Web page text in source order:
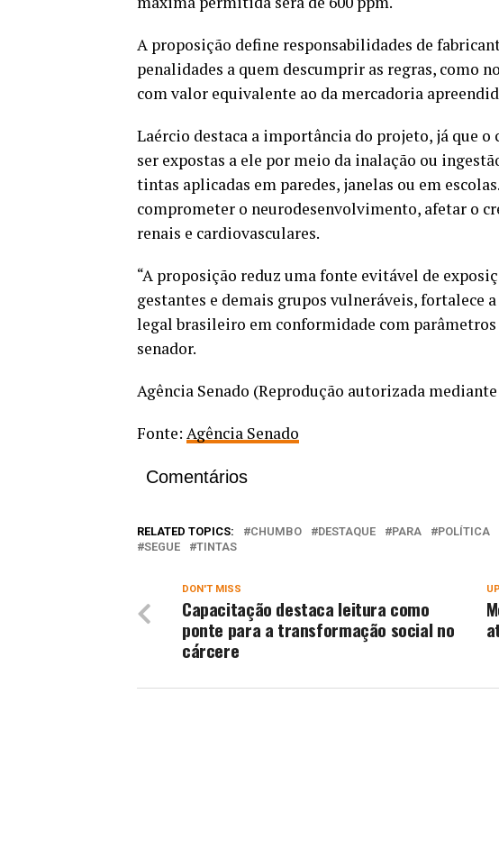
A proposição define responsabilidades de
penalidades a quem descumprir as regras, como
com valor equivalente ao da mercadoria
Laércio destaca a importância do projeto, já que o
ser expostas a ele por meio da inalação ou
tintas aplicadas em paredes, janelas ou em
comprometer o neurodesenvolvimento, afetar o
renais e cardiovasculares.
“A proposição reduz uma fonte evitável de
gestantes e demais grupos vulneráveis, fortalece
legal brasileiro em conformidade com
senador.
Agência Senado (Reprodução autorizada
Fonte: Agência Senado
Comentários
RELATED TOPICS: CHUMBO DESTAQUE PARA POLÍTICA
SEGUE
TINTAS
DON'T MISS
Capacitação destaca leitura como
ponte para a transformação social no
cárcere